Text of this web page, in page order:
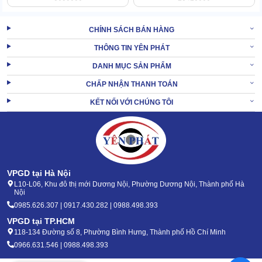
Màu sắc chủ đạo của máy là đen, điểm nhấn xanh lá phân cách
giữa đầu máy và thân máy.
2.3. Bộ phụ kiện đi kèm làm tăng hiệu suất làm sạch
Phụ kiện kiện đi kèm máy là bộ đầu hút, bao gồm: chổi hút, bàn
hút ướt, bàn hút khô, đầu hút dẹt,... Mỗi loại sẽ được dùng riêng
với từng bề mặt, vị trí hay chất thải khác nhau.
CHÍNH SÁCH BÁN HÀNG
THÔNG TIN YÊN PHÁT
DANH MỤC SẢN PHẨM
CHẤP NHẬN THANH TOÁN
KẾT NỐI VỚI CHÚNG TÔI
VPGD tại Hà Nội
L10-L06, Khu đô thị mới Dương Nội, Phường Dương Nội, Thành phố Hà
Nội
0985.626.307 | 0917.430.282 | 0988.498.393
VPGD tại TP.HCM
118-134 Đường số 8, Phường Bình Hưng, Thành phố Hồ Chí Minh
0966.631.546 | 0988.498.393